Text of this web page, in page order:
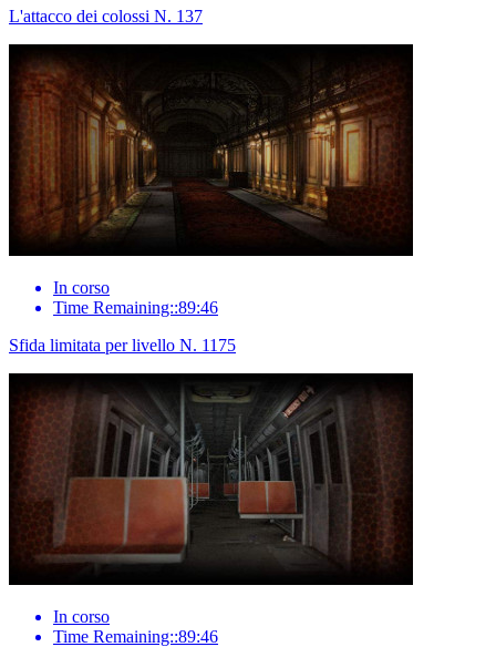
L'attacco dei colossi N. 137
In corso
Time Remaining::89:46
Sfida limitata per livello N. 1175
In corso
Time Remaining::89:46